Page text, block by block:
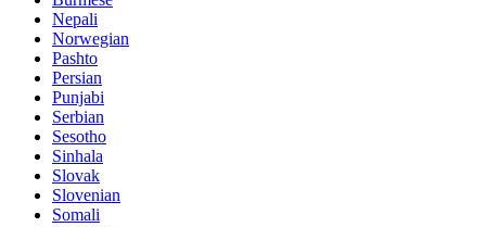
Nepali
Norwegian
Pashto
Persian
Punjabi
Serbian
Sesotho
Sinhala
Slovak
Slovenian
Somali